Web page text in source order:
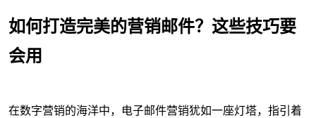
如何打造完美的营销邮件？这些技巧要
会用
在数字营销的海洋中，电子邮件营销犹如一座灯塔，指引着